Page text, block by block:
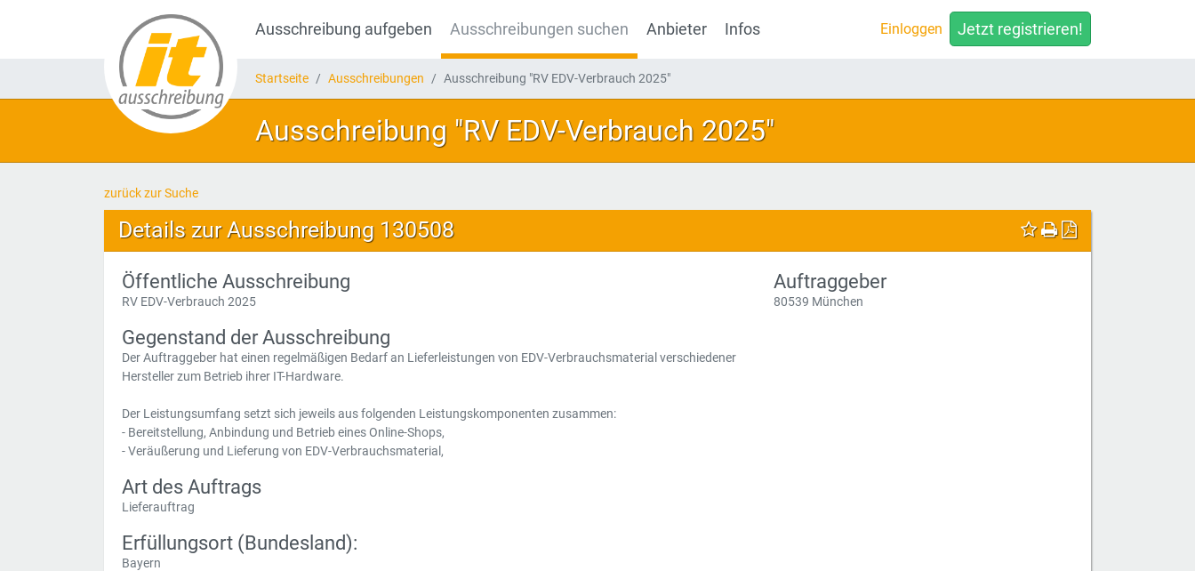
Ausschreibung aufgeben Ausschreibungen suchen Anbieter Infos Einloggen Jetzt registrieren!
Startseite Ausschreibungen Ausschreibung "RV EDV-Verbrauch 2025"
Ausschreibung "RV EDV-Verbrauch 2025"
zurück zur Suche
Details zur Ausschreibung 130508
Öffentliche Ausschreibung
RV EDV-Verbrauch 2025
Gegenstand der Ausschreibung
Der Auftraggeber hat einen regelmäßigen Bedarf an Lieferleistungen von EDV-Verbrauchsmaterial verschiedener
Hersteller zum Betrieb ihrer IT-Hardware.
Der Leistungsumfang setzt sich jeweils aus folgenden Leistungskomponenten zusammen:
- Bereitstellung, Anbindung und Betrieb eines Online-Shops,
- Veräußerung und Lieferung von EDV-Verbrauchsmaterial,
Art des Auftrags
Lieferauftrag
Erfüllungsort (Bundesland):
Bayern
Auftraggeber
80539 München